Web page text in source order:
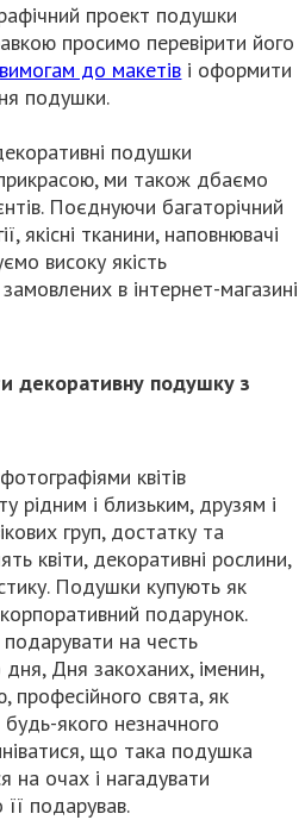
проект подушки
просимо перевірити його
вимогам до макетів і оформити
подушки.
подушки
ми також дбаємо
Поєднуючи багаторічний
якісні тканини, наповнювачі
високу якість
в інтернет-магазині
декоративну подушку з
квітів
рідним і близьким, друзям і
груп, достатку та
квіти, декоративні рослини,
Подушки купують як
подарунок.
на честь
Дня закоханих, іменин,
свята, як
якого незначного
що така подушка
очах і нагадувати
подарував.